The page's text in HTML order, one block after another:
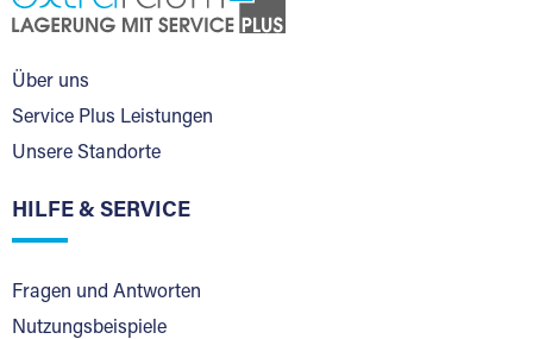
Über uns
Service Plus Leistungen
Unsere Standorte
HILFE & SERVICE
Fragen und Antworten
Nutzungsbeispiele